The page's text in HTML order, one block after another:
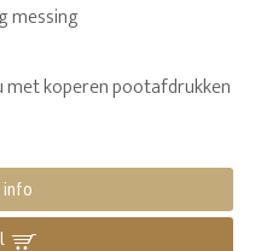
messing
met koperen pootafdrukken
info